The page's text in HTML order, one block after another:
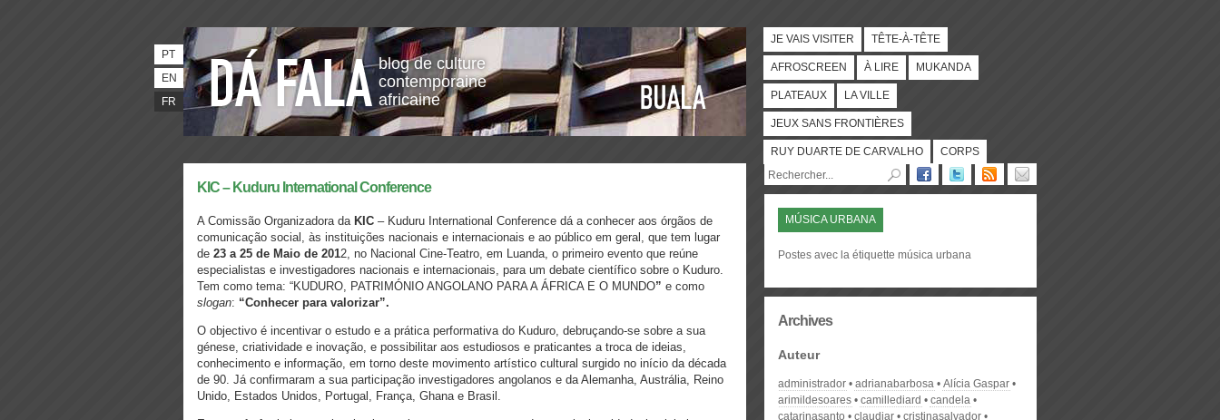
blog de culture
contemporaine
africaine
PT
EN
FR
JE VAIS VISITER TÊTE-À-TÊTE
AFROSCREEN À LIRE MUKANDA
PLATEAUX LA VILLE
JEUX SANS FRONTIÈRES
RUY DUARTE DE CARVALHO CORPS
KIC – Kuduru International Conference
A Comissão Organizadora da KIC – Kuduru International Conference dá a conhecer aos órgãos de
comunicação social, às instituições nacionais e internacionais e ao público em geral, que tem lugar
de 23 a 25 de Maio de 2012, no Nacional Cine-Teatro, em Luanda, o primeiro evento que reúne
especialistas e investigadores nacionais e internacionais, para um debate científico sobre o Kuduro.
Tem como tema: “KUDURO, PATRIMÓNIO ANGOLANO PARA A ÁFRICA E O MUNDO” e como
slogan: “Conhecer para valorizar”.
O objectivo é incentivar o estudo e a prática performativa do Kuduro, debruçando-se sobre a sua
génese, criatividade e inovação, e possibilitar aos estudiosos e praticantes a troca de ideias,
conhecimento e informação, em torno deste movimento artístico cultural surgido no início da década
de 90. Já confirmaram a sua participação investigadores angolanos e da Alemanha, Austrália, Reino
Unido, Estados Unidos, Portugal, França, Ghana e Brasil.
MÚSICA URBANA
Postes avec la étiquette música urbana
Archives
Auteur
administrador adrianabarbosa
Alícia Gaspar
arimildesoares
camillediard
candela
catarinasanto
claudiar
cristinasalvador